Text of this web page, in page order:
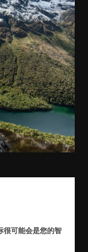
很可能会是您的智